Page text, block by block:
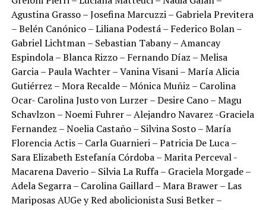
Agustina Grasso – Josefina Marcuzzi – Gabriela Previtera
– Belén Canónico – Liliana Podestá – Federico Bolan –
Gabriel Lichtman – Sebastian Tabany – Amancay
Espindola – Blanca Rizzo – Fernando Díaz – Melisa
Garcia – Paula Wachter – Vanina Visani – María Alicia
Gutiérrez – Mora Recalde – Mónica Muñiz – Carolina
Ocar- Carolina Justo von Lurzer – Desire Cano – Magu
Schavlzon – Noemi Fuhrer – Alejandro Navarez -Graciela
Fernandez – Noelia Castaño – Silvina Sosto – María
Florencia Actis – Carla Guarnieri – Patricia De Luca –
Sara Elizabeth Estefanía Córdoba – Marita Perceval -
Macarena Daverio – Silvia La Ruffa – Graciela Morgade –
Adela Segarra – Carolina Gaillard – Mara Brawer – Las
Mariposas AUGe y Red abolicionista Susi Betker –